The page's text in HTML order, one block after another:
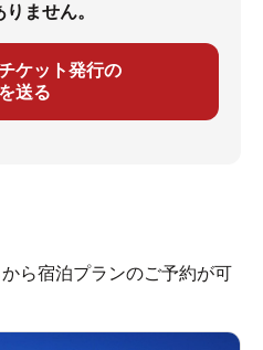
ません。
ケット発行の
送る
ら宿泊プランのご予約が可